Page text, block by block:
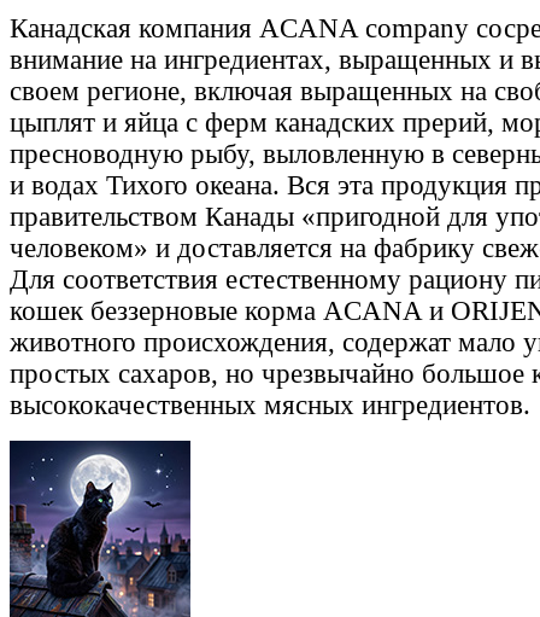
Канадская компания ACANA company
внимание на ингредиентах, выращенных и
своем регионе, включая выращенных на
цыплят и яйца с ферм канадских прерий,
пресноводную рыбу, выловленную в
и водах Тихого океана. Вся эта продукция
правительством Канады «пригодной для
человеком» и доставляется на фабрику
Для соответствия естественному рациону
кошек беззерновые корма ACANA и
животного происхождения, содержат мало
простых сахаров, но чрезвычайно большое
высококачественных мясных ингредиентов.